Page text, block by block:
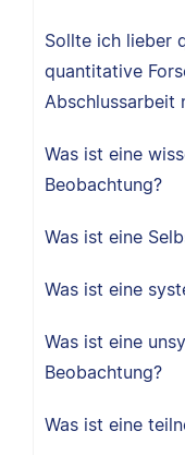
Sollte ich lieber
quantitative
Abschlussarbeit
Was ist eine
Beobachtung?
Was ist eine
Was ist eine
Was ist eine
Beobachtung?
Was ist eine